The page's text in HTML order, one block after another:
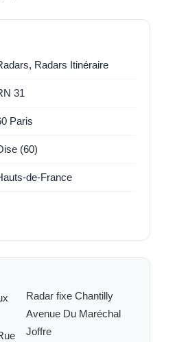
Radars Itinéraire
31
Paris
(60)
de-France
Radar fixe Chantilly
Avenue Du Maréchal
Joffre